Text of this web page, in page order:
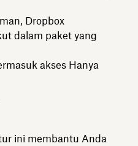
Dropbox
dalam paket yang
akses Hanya
ini membantu Anda